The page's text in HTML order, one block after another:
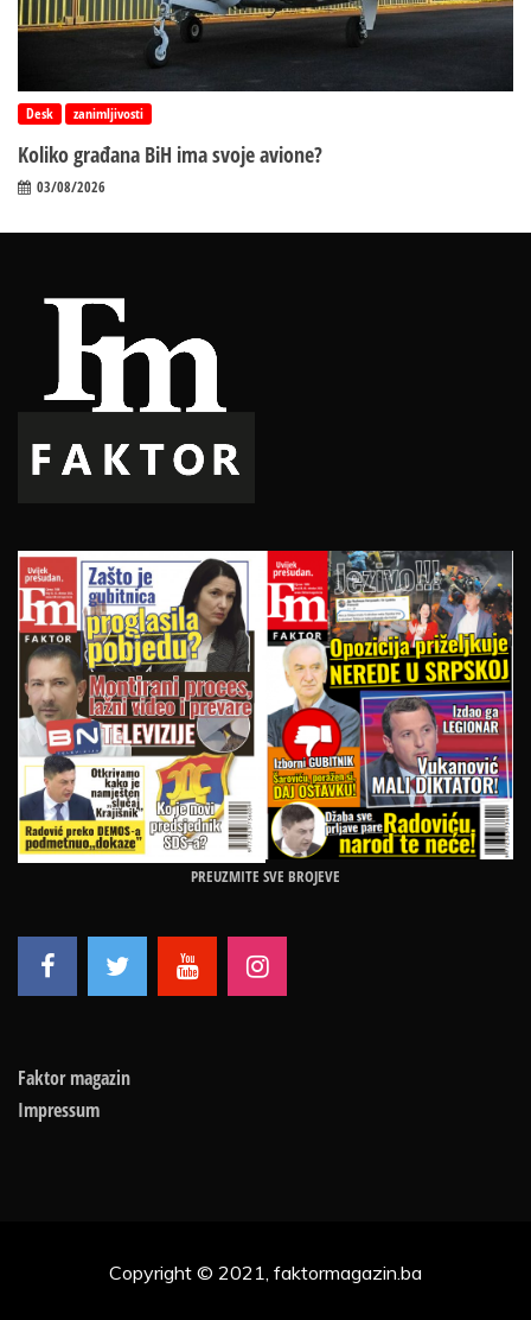
Desk zanimljivosti
Koliko građana BiH ima svoje avione?
03/08/2026
PREUZMITE SVE BROJEVE
Faktor magazin
Impressum
Copyright © 2021, faktormagazin.ba